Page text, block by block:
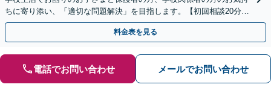
ちに寄り添い、「適切な問題解決」を目指します。【初回相談20分無
料】
料金表を見る
電話でお問い合わせ メールでお問い合わせ